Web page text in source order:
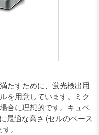
たすために、蛍光検出用
を用意しています。ミク
合に理想的です。キュベ
最適な高さ (セルのベース
。